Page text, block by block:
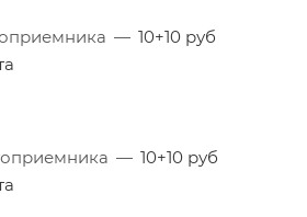
— 10+10 руб
— 10+10 руб